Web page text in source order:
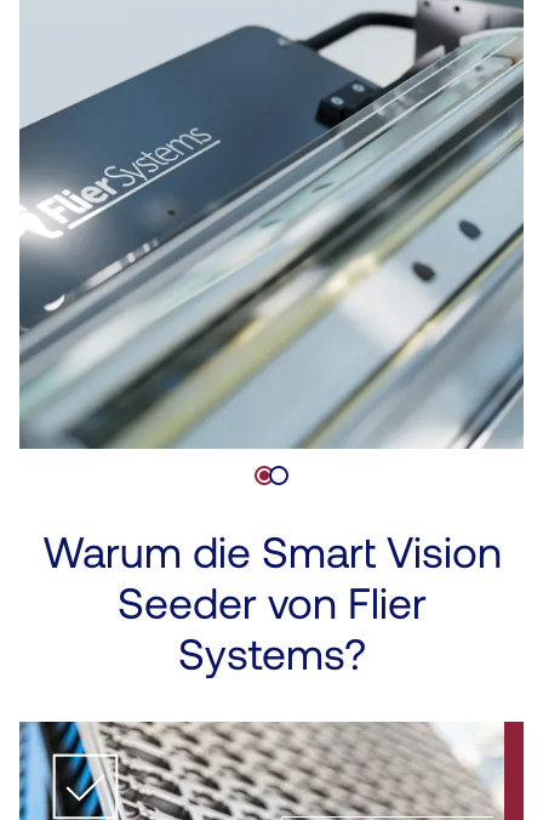
Warum die Smart Vision
Seeder von Flier
Systems?